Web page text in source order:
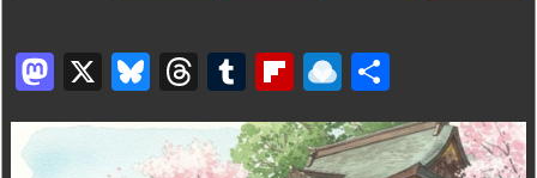
M
a
st
X
Bl
u
e
T
hr
e
T
u
m
Fl
ip
b
R
ai
n
有